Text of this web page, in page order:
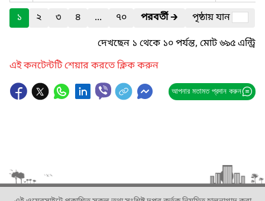
১
২ ৩ ৪ ... ৭০ পরবর্তী🡲
পৃষ্ঠায় যান
দেখছেন ১ থেকে ১০ পর্যন্ত, মোট ৬৯৫ এন্ট্রি
এই কনটেন্টটি শেয়ার করতে ক্লিক করুন
আপনার মতামত প্রদান করুন